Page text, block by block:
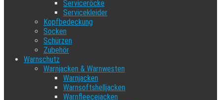
Serviceröcke
Servicekleider
Kopfbedeckung
Socken
Schürzen
Zubehör
Warnschutz
Warnjacken & Warnwesten
Warnjacken
Warnsoftshelljacken
Warnfleecejacken